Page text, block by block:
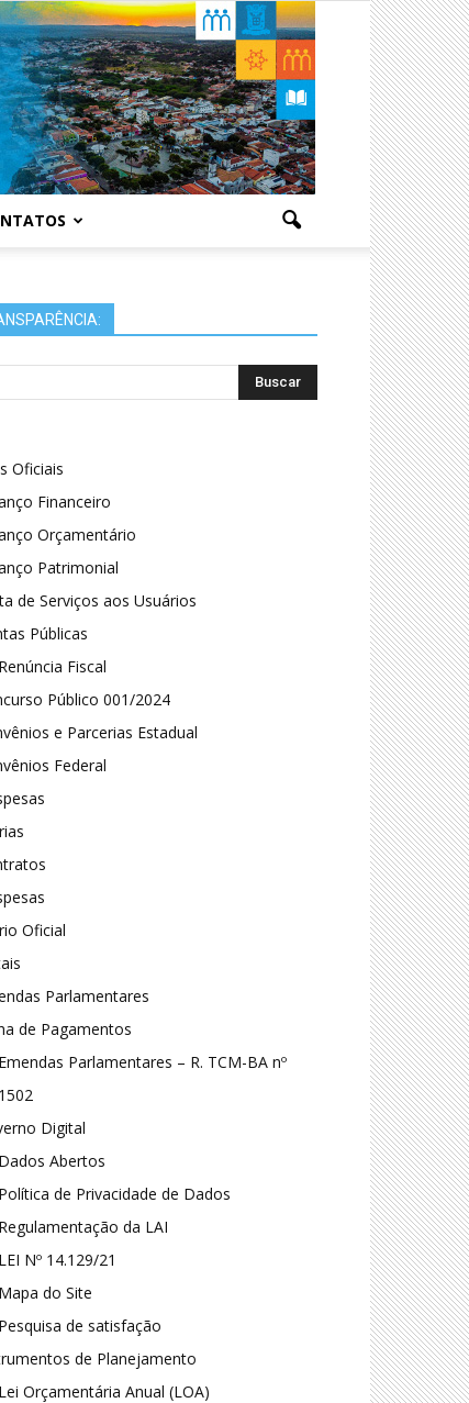
Oficiais
Financeiro
Orçamentário
Patrimonial
de Serviços aos Usuários
Públicas
Renúncia Fiscal
Público 001/2024
e Parcerias Estadual
Federal
Oficial
Parlamentares
de Pagamentos
Emendas Parlamentares – R. TCM-BA nº
1502
Digital
Dados Abertos
Política de Privacidade de Dados
Regulamentação da LAI
LEI Nº 14.129/21
Mapa do Site
Pesquisa de satisfação
de Planejamento
Lei Orçamentária Anual (LOA)